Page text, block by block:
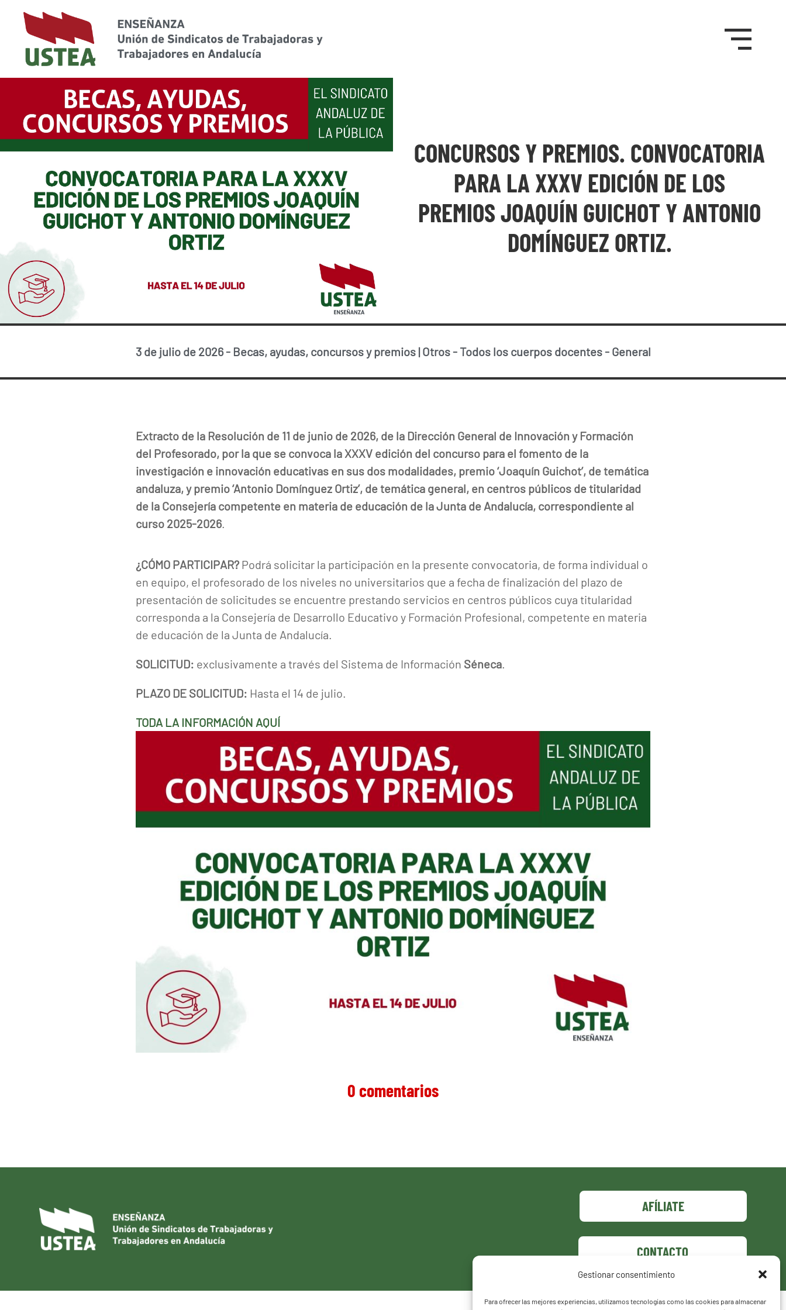
Gestionar consentimiento
Para ofrecer las mejores experiencias, utilizamos tecnologías como las cookies para almacenar
CONCURSOS Y PREMIOS. CONVOCATORIA
PARA LA XXXV EDICIÓN DE LOS
PREMIOS JOAQUÍN GUICHOT Y ANTONIO
DOMÍNGUEZ ORTIZ.
3 de julio de 2026- Becas, ayudas, concursos y premios|Otros- Todos los cuerpos docentes- General
Extracto de la Resolución de 11 de junio de 2026, de la Dirección General de Innovación y Formación
del Profesorado, por la que se convoca la XXXV edición del concurso para el fomento de la
investigación e innovación educativas en sus dos modalidades, premio ‘Joaquín Guichot’, de temática
andaluza, y premio ‘Antonio Domínguez Ortiz’, de temática general, en centros públicos de titularidad
de la Consejería competente en materia de educación de la Junta de Andalucía, correspondiente al
curso 2025-2026
¿CÓMO PARTICIPAR? Podrá solicitar la participación en la presente convocatoria, de forma individual o
en equipo, el profesorado de los niveles no universitarios que a fecha de finalización del plazo de
presentación de solicitudes se encuentre prestando servicios en centros públicos cuya titularidad
corresponda a la Consejería de Desarrollo Educativo y Formación Profesional, competente en materia
de educación de la Junta de Andalucía.
SOLICITUD: exclusivamente a través del Sistema de Información Séneca
PLAZO DE SOLICITUD: Hasta el 14 de julio.
TODA LA INFORMACIÓN AQUÍ
0 comentarios
AFÍLIATE
CONTACTO